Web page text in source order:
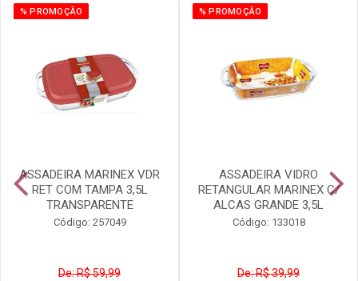
% PROMOÇÃO
ASSADEIRA MARINEX VDR
RET COM TAMPA 3,5L
TRANSPARENTE
Código: 257049
De: R$ 59,99
% PROMOÇÃO
ASSADEIRA VIDRO
RETANGULAR MARINEX C/
ALCAS GRANDE 3,5L
Código: 133018
De: R$ 39,99